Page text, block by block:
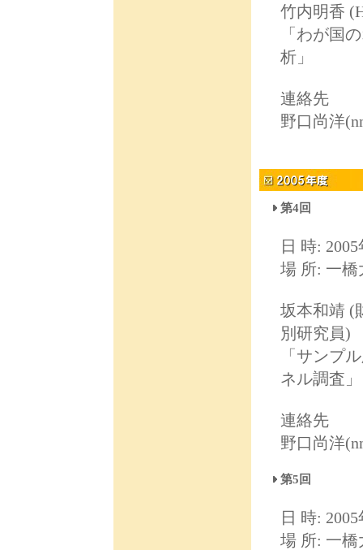
竹内明香
「わが国
析」
連絡先
野口尚洋
第4回
日 時:
場 所: 一橋
坂本和靖 (
別研究員)
「サンプ
ネル調査
連絡先
野口尚洋
第5回
日 時:
場 所: 一橋